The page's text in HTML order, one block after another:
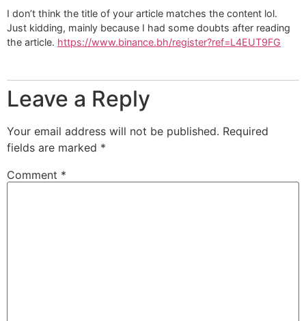
I don’t think the title of your article matches the content lol.
Just kidding, mainly because I had some doubts after reading
the article. https://www.binance.bh/register?ref=L4EUT9FG
Leave a Reply
Your email address will not be published. Required
fields are marked *
Comment *